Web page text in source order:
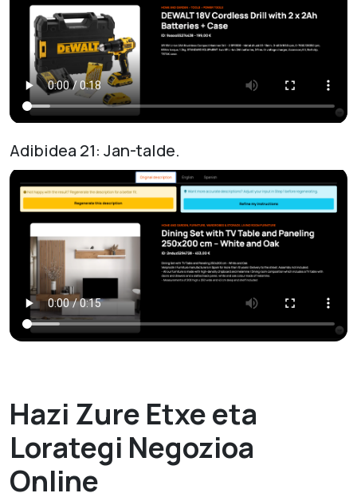
Adibidea 21: Jan-talde.
Hazi Zure Etxe eta
Lorategi Negozioa
Online